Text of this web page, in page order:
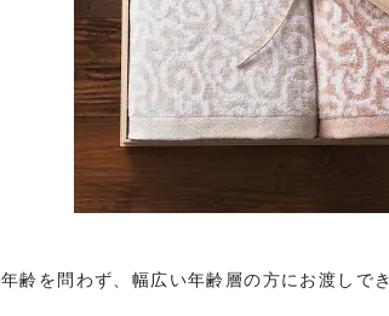
年齢を問わず、幅広い年齢層の方にお渡しでき